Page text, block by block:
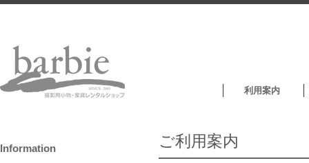
利用案内
ご利用案内
Information